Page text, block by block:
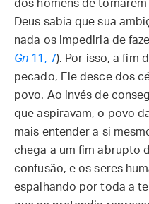
dos homens de
Deus sabia que sua
nada os impediria de
Gn 11, 7). Por isso, a fim
pecado, Ele desce dos
povo. Ao invés de
que aspiravam, o povo
mais entender a si
chega a um fim abrupto
confusão, e os seres
espalhando por toda a